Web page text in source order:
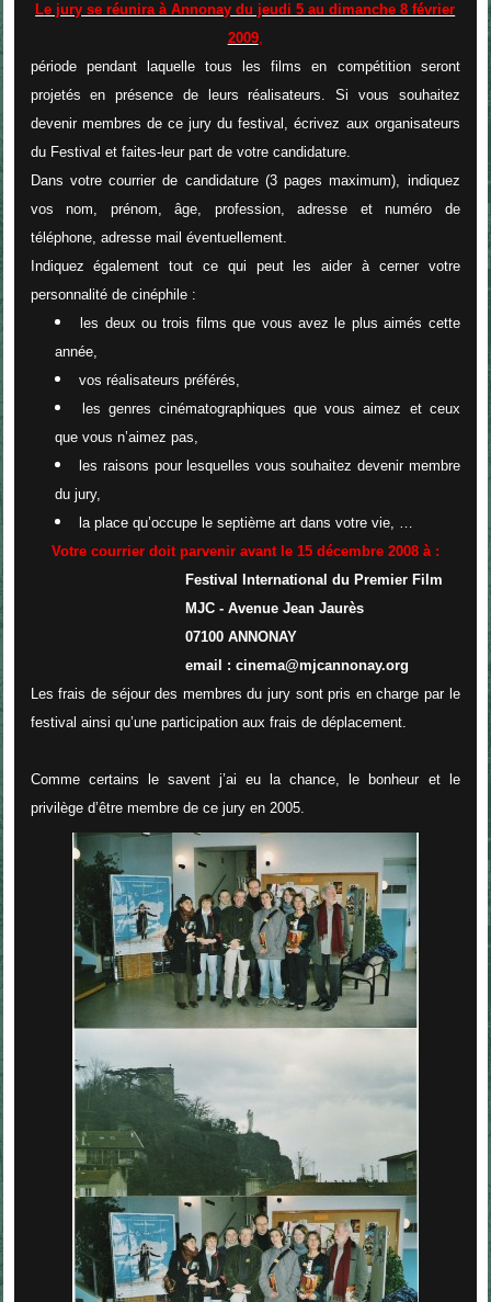
Le jury se réunira à Annonay du jeudi 5 au dimanche 8 février
2009,
période pendant laquelle tous les films en compétition seront
projetés en présence de leurs réalisateurs. Si vous souhaitez
devenir membres de ce jury du festival, écrivez aux organisateurs
du Festival et faites-leur part de votre candidature.
Dans votre courrier de candidature (3 pages maximum), indiquez
vos nom, prénom, âge, profession, adresse et numéro de
téléphone, adresse mail éventuellement.
Indiquez également tout ce qui peut les aider à cerner votre
personnalité de cinéphile :
les deux ou trois films que vous avez le plus aimés cette
année,
vos réalisateurs préférés,
les genres cinématographiques que vous aimez et ceux
que vous n’aimez pas,
les raisons pour lesquelles vous souhaitez devenir membre
du jury,
la place qu’occupe le septième art dans votre vie, …
Votre courrier doit parvenir avant le 15 décembre 2008 à :
Festival International du Premier Film
MJC - Avenue Jean Jaurès
07100 ANNONAY
email : cinema@mjcannonay.org
Les frais de séjour des membres du jury sont pris en charge par le
festival ainsi qu’une participation aux frais de déplacement.
Comme certains le savent j’ai eu la chance, le bonheur et le
privilège d’être membre de ce jury en 2005.